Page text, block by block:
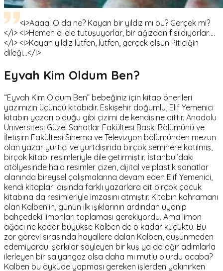
<i>Aaaa! O da ne? Kayan bir yıldız mı bu? Gerçek mi?
</i> <i>Hemen el ele tutuşuyorlar, bir ağızdan fısıldıyorlar….
</i> <i>Kayan yıldız lütfen, lütfen, gerçek olsun Piticiğin
dileği…</i>
Eyvah Kim Oldum Ben?
“Eyvah Kim Oldum Ben” bebeğiniz için kitap önerileri
yazımızın üçüncü kitabıdır. Eskişehir doğumlu, Elif Yemenici
kitabın yazarı olduğu gibi çizimi de kendisine aittir. Anadolu
Üniversitesi Güzel Sanatlar Fakültesi Baskı Bölümünü ve
İletişim Fakültesi Sinema ve Televizyon bölümünden mezun
olan yazar yurtiçi ve yurtdışında birçok seminere katılmış,
birçok kitabı resimleriyle dile getirmiştir. İstanbul’daki
atölyesinde hala resimler çizen, dijital ve plastik sanatlar
alanında bireysel çalışmalarına devam eden Elif Yemenici,
kendi kitapları dışında farklı yazarlara ait birçok çocuk
kitabına da resimleriyle imzasını atmıştır. Kitabın kahramanı
olan Kalben’in, günün ilk ışıklarının ardından uyanıp
bahçedeki limonları toplaması gerekiyordu. Ama limon
ağacı ne kadar büyükse Kalben de o kadar küçüktü. Bu
zor görevi sırasında hayallere dalan Kalben, düşünmeden
edemiyordu: şarkılar söyleyen bir kuş ya da ağır adımlarla
ilerleyen bir salyangoz olsa daha mı mutlu olurdu acaba?
Kalben bu öyküde yapması gereken işlerden yakınırken